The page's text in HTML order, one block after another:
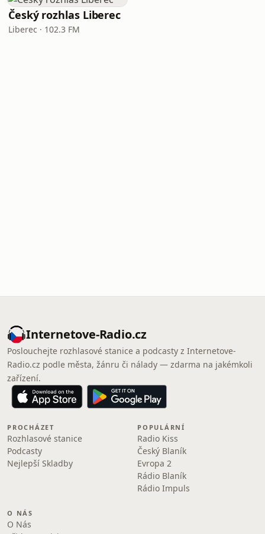
Český rozhlas Liberec
Liberec · 102.3 FM
Internetove-Radio.cz
Poslouchejte rozhlasové stanice a podcasty z Internetove-
Radio.cz podle města, žánru či nálady — zdarma na jakémkoli
zařízení.
PROCHÁZET
Rozhlasové stanice
Podcasty
Nejlepší Skladby
POPULÁRNÍ
Radio Kiss
Český Blaník
Evropa 2
Rádio Blaník
Rádio Impuls
O NÁS
O Nás